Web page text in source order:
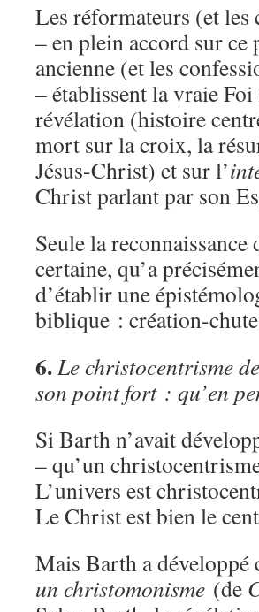
Les réformateurs (et
– en plein accord sur ce
ancienne (et les
– établissent la vraie Foi
révélation (histoire
mort sur la croix, la
Jésus-Christ) et sur l’
Christ parlant par son
Seule la
certaine, qu’a
d’établir une
biblique : création-
6.Le christocentrisme
son point fort : qu’en
Si Barth n’avait
– qu’un
L’univers est
Le Christ est bien le
Mais Barth a développé
un christomonisme (de